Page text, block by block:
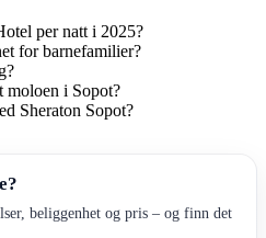
per natt i 2025?
for barnefamilier?
i Sopot?
Sheraton Sopot?
beliggenhet og pris – og finn det